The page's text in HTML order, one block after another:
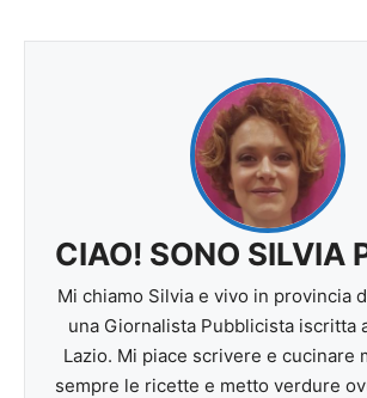
CIAO! SONO SILVIA
Mi chiamo Silvia e vivo in provincia
una Giornalista Pubblicista iscritta
Lazio. Mi piace scrivere e cucinare
sempre le ricette e metto verdure